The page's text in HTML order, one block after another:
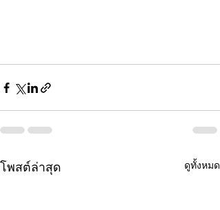
โพสต์ล่าสุด ดูทั้งหมด